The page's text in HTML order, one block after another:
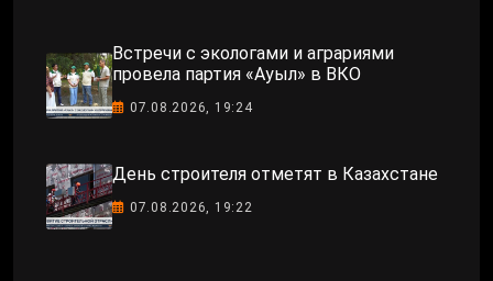
Встречи с экологами и аграриями
провела партия «Ауыл» в ВКО
07.08.2026, 19:24
День строителя отметят в Казахстане
07.08.2026, 19:22